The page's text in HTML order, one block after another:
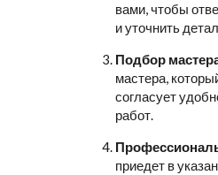
вами, чтобы
и уточнить
Подбор
мастера,
согласует
работ.
приедет в